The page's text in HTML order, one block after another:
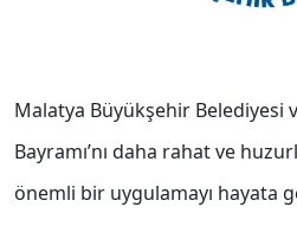
Malatya Büyükşehir Belediyesi
Bayramı’nı daha rahat ve
önemli bir uygulamayı hayata